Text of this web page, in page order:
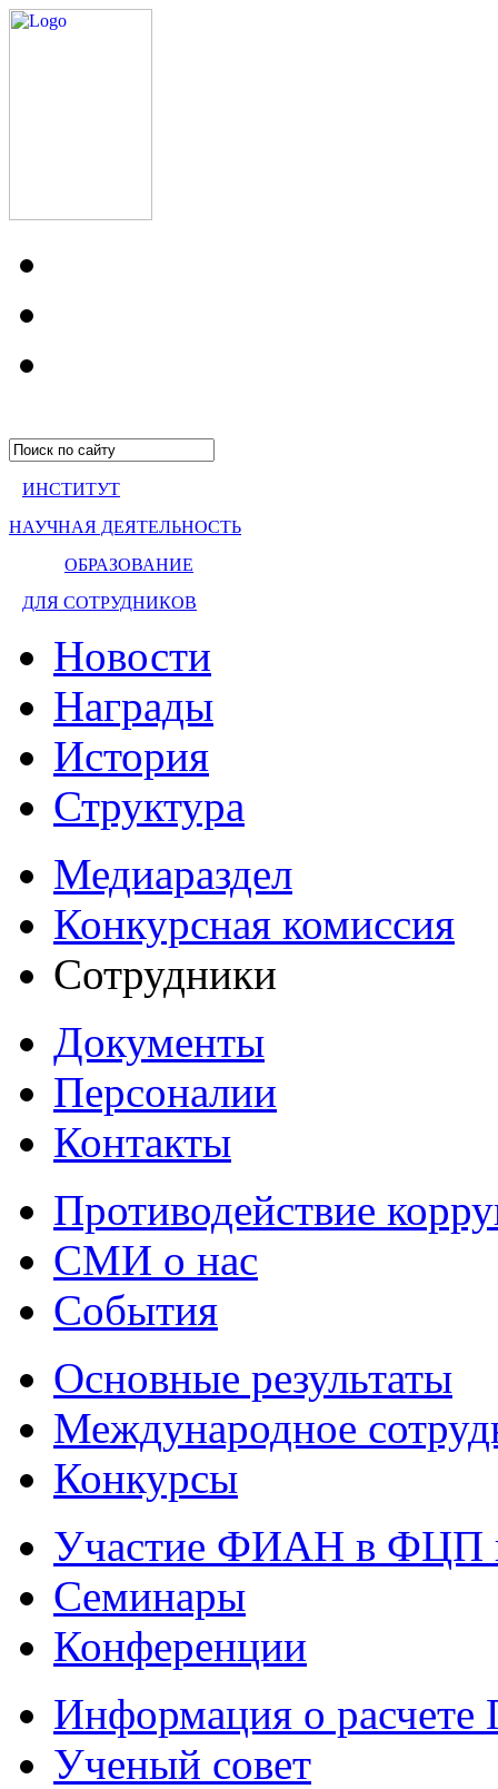
ИНСТИТУТ
НАУЧНАЯ ДЕЯТЕЛЬНОСТЬ
ОБРАЗОВАНИЕ
ДЛЯ СОТРУДНИКОВ
Новости
Награды
История
Структура
Медиараздел
Конкурсная комиссия
Сотрудники
Документы
Персоналии
Контакты
Противодействие
СМИ о нас
События
Основные результаты
Международное
Конкурсы
Участие ФИАН в ФЦП
Семинары
Конференции
Информация о
Ученый совет